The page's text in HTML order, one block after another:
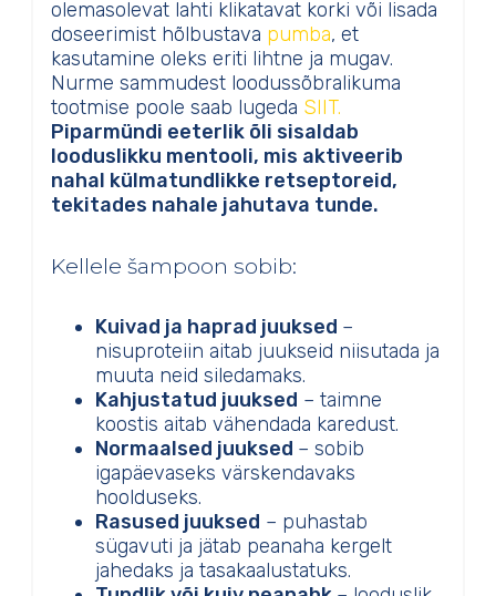
olemasolevat lahti klikatavat korki või lisada
doseerimist hõlbustava pumba, et
kasutamine oleks eriti lihtne ja mugav.
Nurme sammudest loodussõbralikuma
tootmise poole saab lugeda SIIT.
Piparmündi eeterlik õli sisaldab
looduslikku mentooli, mis aktiveerib
nahal külmatundlikke retseptoreid,
tekitades nahale jahutava tunde.
Kellele šampoon sobib:
Kuivad ja haprad juuksed –
nisuproteiin aitab juukseid niisutada ja
muuta neid siledamaks.
Kahjustatud juuksed – taimne
koostis aitab vähendada karedust.
Normaalsed juuksed – sobib
igapäevaseks värskendavaks
hoolduseks.
Rasused juuksed – puhastab
sügavuti ja jätab peanaha kergelt
jahedaks ja tasakaalustatuks.